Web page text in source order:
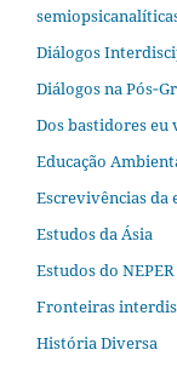
Diálogos
Diálogos na
Dos bastidores eu
Educação
Escrevivências da
Estudos da Ásia​
Estudos do NEPER
Fronteiras
História Diversa